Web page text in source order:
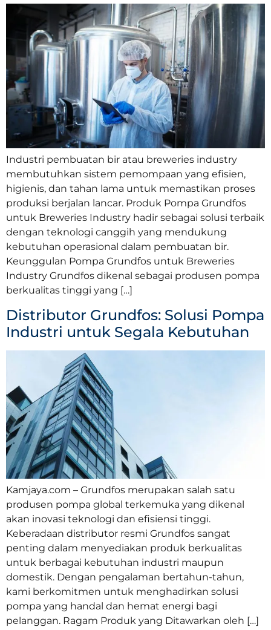
Industri pembuatan bir atau breweries industry
membutuhkan sistem pemompaan yang efisien,
higienis, dan tahan lama untuk memastikan proses
produksi berjalan lancar. Produk Pompa Grundfos
untuk Breweries Industry hadir sebagai solusi terbaik
dengan teknologi canggih yang mendukung
kebutuhan operasional dalam pembuatan bir.
Keunggulan Pompa Grundfos untuk Breweries
Industry Grundfos dikenal sebagai produsen pompa
berkualitas tinggi yang […]
Distributor Grundfos: Solusi Pompa
Industri untuk Segala Kebutuhan
Kamjaya.com – Grundfos merupakan salah satu
produsen pompa global terkemuka yang dikenal
akan inovasi teknologi dan efisiensi tinggi.
Keberadaan distributor resmi Grundfos sangat
penting dalam menyediakan produk berkualitas
untuk berbagai kebutuhan industri maupun
domestik. Dengan pengalaman bertahun-tahun,
kami berkomitmen untuk menghadirkan solusi
pompa yang handal dan hemat energi bagi
pelanggan. Ragam Produk yang Ditawarkan oleh […]